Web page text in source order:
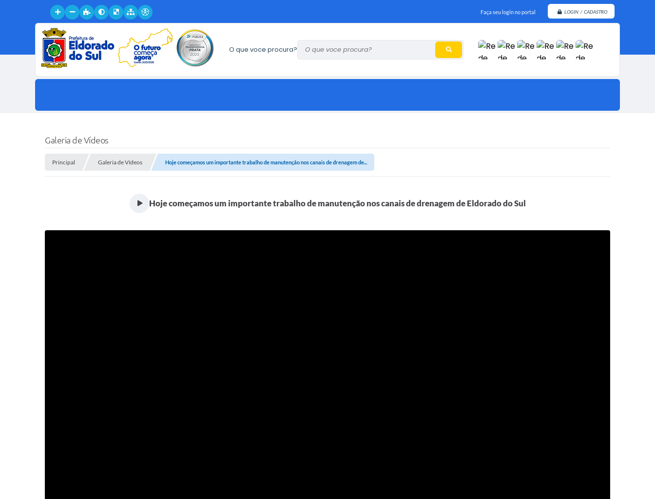
Faça seu login no portal LOGIN / CADASTRO
O que voce procura?
Galeria de Vídeos
Principal Galeria de Vídeos Hoje começamos um importante trabalho de manutenção nos canais de drenagem de...
Hoje começamos um importante trabalho de manutenção nos canais de drenagem de Eldorado do Sul